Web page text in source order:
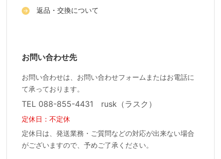
返品・交換について
お問い合わせ先
お問い合わせは、お問い合わせフォームまたはお電話に
て承っております。
TEL 088-855-4431 rusk（ラスク）
定休日：不定休
定休日は、発送業務・ご質問などの対応が出来ない場合
がございますので、予めご了承ください。